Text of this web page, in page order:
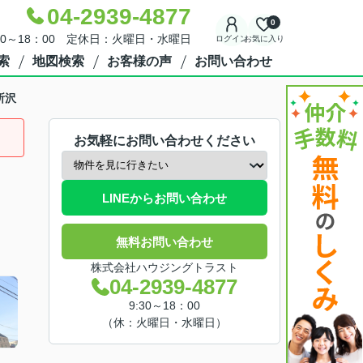
04-2939-4877
～18：00 定休日：火曜日・水曜日 ログインお気に入り
0
地図検索 お客様の声 お問い合わせ
沢
お気軽にお問い合わせください
LINEからお問い合わせ
無料お問い合わせ
株式会社ハウジングトラスト
04-2939-4877
9:30～18：00
（休：火曜日・水曜日）